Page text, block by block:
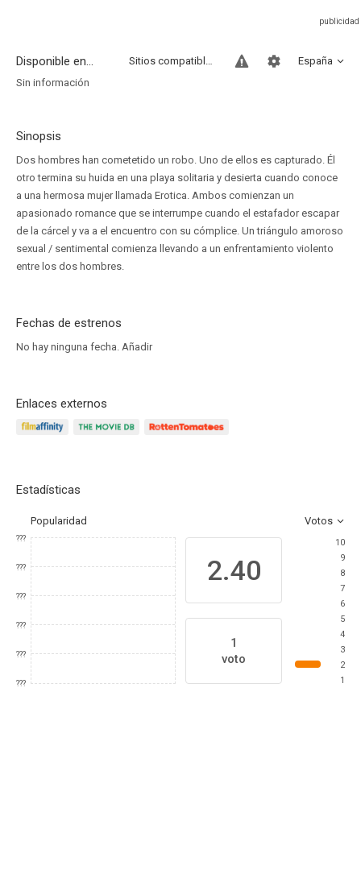
Disponible en... España
Sitios compatibles
Sin información
Sinopsis
Dos hombres han cometetido un robo. Uno de ellos es capturado. Él
otro termina su huida en una playa solitaria y desierta cuando conoce
a una hermosa mujer llamada Erotica. Ambos comienzan un
apasionado romance que se interrumpe cuando el estafador escapar
de la cárcel y va a el encuentro con su cómplice. Un triángulo amoroso
sexual / sentimental comienza llevando a un enfrentamiento violento
entre los dos hombres.
Fechas de estrenos
No hay ninguna fecha. Añadir
Enlaces externos
Estadísticas
Popularidad Votos
???
???
???
???
???
???
2.40
1
voto
10
9
8
7
6
5
4
3
2
1